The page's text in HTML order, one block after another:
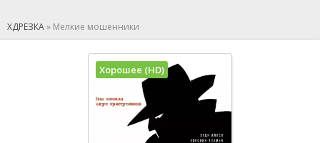
ХДРЕЗКА» Мелкие мошенники
Хорошее (HD)